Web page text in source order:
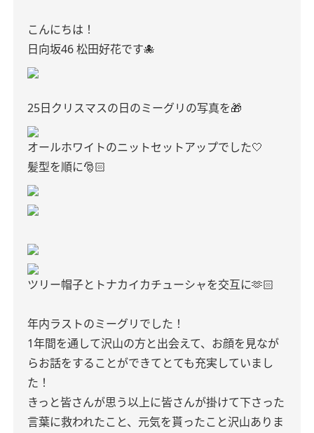
こんにちは！
日向坂46 松田好花です🐙
25日クリスマスの日のミーグリの写真を🎁
オールホワイトのニットセットアップでした🤍
髪型を順に🎅🏻
ツリー帽子とトナカイカチューシャを交互に🫶🏻
年内ラストのミーグリでした！
1年間を通して沢山の方と出会えて、お顔を見なが
らお話をすることができてとても充実していまし
た！
きっと皆さんが思う以上に皆さんが掛けて下さった
言葉に救われたこと、元気を貰ったこと沢山ありま